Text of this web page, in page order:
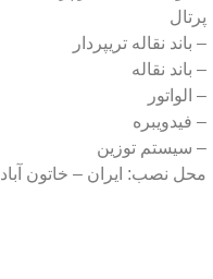
پرتال
– باند نقاله تريپردار
– باند نقاله
– الواتور
– فيدويبره
– سيستم توزين
محل نصب: ايران – خاتون آباد